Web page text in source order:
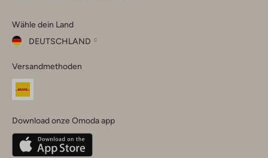
Instagram
Facebook
TikTok
Wähle dein Land
DEUTSCHLAND
dein
Land
Belgique(Français)
Deutschland
Versandmethoden
Download onze Omoda app